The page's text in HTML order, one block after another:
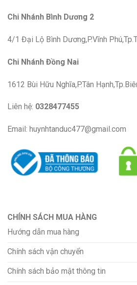
Chi Nhánh Bình Dương 2
4/1 Đại Lộ Bình Dương,P.Vĩnh
Chi Nhánh Đồng Nai
1612 Bùi Hữu Nghĩa,P.Tân
Liên hệ: 0328477455
Email: huynhtanduc477@gmail.com
CHÍNH SÁCH MUA HÀNG
Hướng dẫn mua hàng
Chính sách vận chuyển
Chính sách bảo mật thông tin